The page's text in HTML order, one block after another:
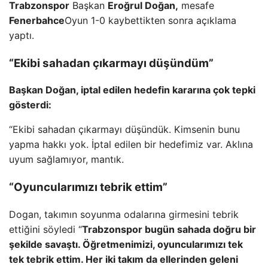
Trabzonspor Başkan Eroğrul Doğan, mesafe
FenerbahceOyun 1-0 kaybettikten sonra açıklama
yaptı.
“Ekibi sahadan çıkarmayı düşündüm”
Başkan Doğan, iptal edilen hedefin kararına çok tepki
gösterdi:
“Ekibi sahadan çıkarmayı düşündük. Kimsenin bunu
yapma hakkı yok. İptal edilen bir hedefimiz var. Aklına
uyum sağlamıyor, mantık.
“Oyuncularımızı tebrik ettim”
Dogan, takımın soyunma odalarına girmesini tebrik
ettiğini söyledi “Trabzonspor bugün sahada doğru bir
şekilde savaştı. Öğretmenimizi, oyuncularımızı tek
tek tebrik ettim. Her iki takım da ellerinden geleni